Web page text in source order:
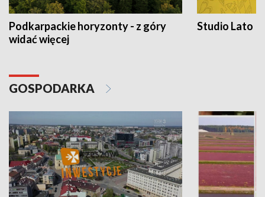
Podkarpackie horyzonty - z góry
widać więcej
Studio Lato
GOSPODARKA